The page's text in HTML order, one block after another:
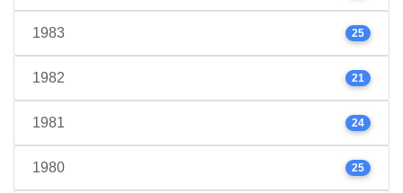
1983 25
1982 21
1981 24
1980 25